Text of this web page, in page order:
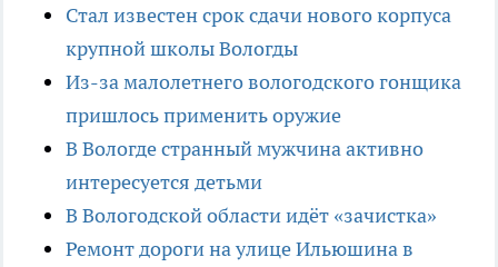
Стал известен срок сдачи нового корпуса
крупной школы Вологды
Из-за малолетнего вологодского гонщика
пришлось применить оружие
В Вологде странный мужчина активно
интересуется детьми
В Вологодской области идёт «зачистка»
Ремонт дороги на улице Ильюшина в